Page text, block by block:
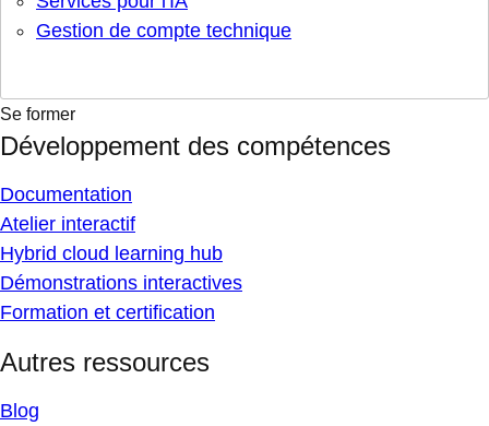
Gestion de compte technique
Se former
Développement des compétences
Documentation
Atelier interactif
Hybrid cloud learning hub
Démonstrations interactives
Formation et certification
Autres ressources
Blog